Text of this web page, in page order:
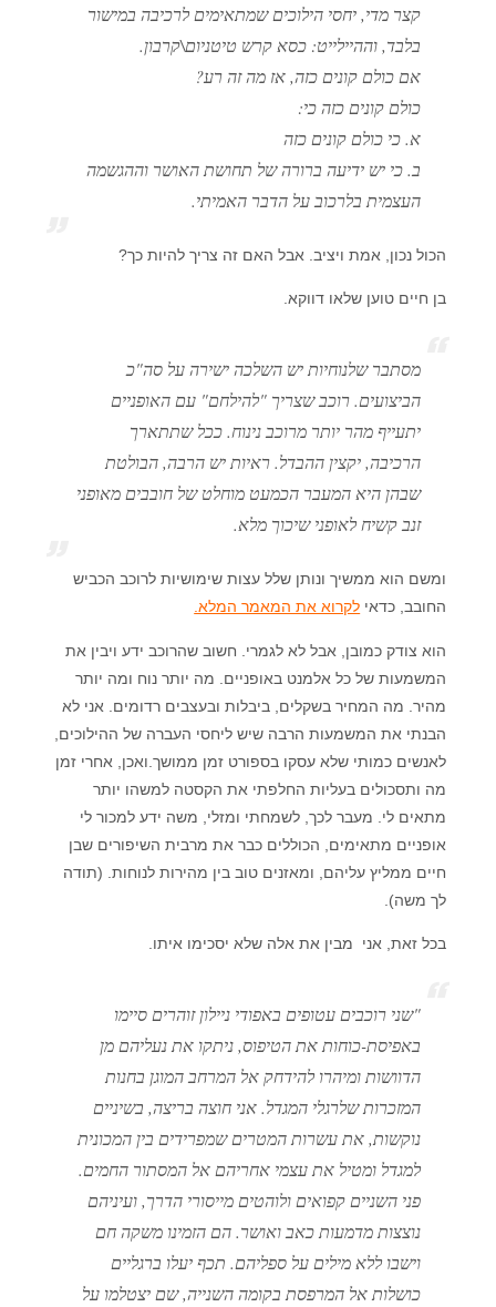
קצר מדי, יחסי הילוכים שמתאימים לרכיבה במישור
בלבד, וההיילייט: כסא קרש טיטניום\קרבון.
אם כולם קונים כזה, אז מה זה רע?
כולם קונים כזה כי:
א. כי כולם קונים כזה
ב. כי יש ידיעה ברורה של תחושת האושר וההגשמה
העצמית בלרכוב על הדבר האמיתי.
הכול נכון, אמת ויציב. אבל האם זה צריך להיות כך?
בן חיים טוען שלאו דווקא.
מסתבר שלנוחיות יש השלכה ישירה על סה"כ
הביצועים. רוכב שצריך "להילחם" עם האופניים
יתעייף מהר יותר מרוכב נינוח. ככל שתתארך
הרכיבה, יקצין ההבדל. ראיות יש הרבה, הבולטת
שבהן היא המעבר הכמעט מוחלט של חובבים מאופני
זנב קשיח לאופני שיכוך מלא.
ומשם הוא ממשיך ונותן שלל עצות שימושיות לרוכב הכביש
החובב, כדאי לקרוא את המאמר המלא.
הוא צודק כמובן, אבל לא לגמרי. חשוב שהרוכב ידע ויבין את
המשמעות של כל אלמנט באופניים. מה יותר נוח ומה יותר
מהיר. מה המחיר בשקלים, ביבלות ובעצבים רדומים. אני לא
הבנתי את המשמעות הרבה שיש ליחסי העברה של ההילוכים,
לאנשים כמותי שלא עסקו בספורט זמן ממושך.ואכן, אחרי זמן
מה ותסכולים בעליות החלפתי את הקסטה למשהו יותר
מתאים לי. מעבר לכך, לשמחתי ומזלי, משה ידע למכור לי
אופניים מתאימים, הכוללים כבר את מרבית השיפורים שבן
חיים ממליץ עליהם, ומאזנים טוב בין מהירות לנוחות. (תודה
לך משה).
בכל זאת, אני מבין את אלה שלא יסכימו איתו.
"שני רוכבים עטופים באפודי ניילון זוהרים סיימו
באפיסת-כוחות את הטיפוס, ניתקו את נעליהם מן
הדוושות ומיהרו להידחק אל המרחב המוגן בחנות
המזכרות שלרגלי המגדל. אני חוצה בריצה, בשיניים
נוקשות, את עשרות המטרים שמפרידים בין המכונית
למגדל ומטיל את עצמי אחריהם אל המסתור החמים.
פני השניים קפואים ולוהטים מייסורי הדרך, ועיניהם
נוצצות מדמעות כאב ואושר. הם הזמינו משקה חם
וישבו ללא מילים על ספליהם. תכף יעלו ברגליים
כושלות אל המרפסת בקומה השנייה, שם יצטלמו על